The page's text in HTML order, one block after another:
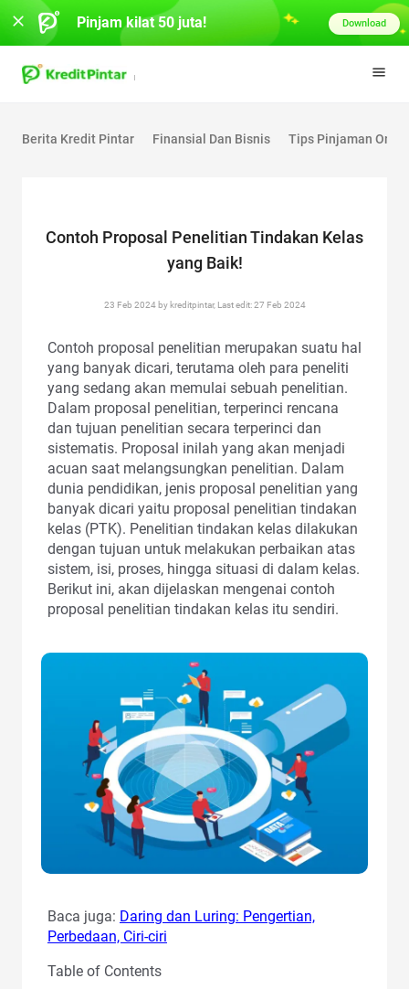
Berita Kredit Pintar Finansial Dan Bisnis Tips Pinjaman
Contoh Proposal Penelitian Tindakan Kelas
yang Baik!
23 Feb 2024 by kreditpintar, Last edit: 27 Feb 2024
Contoh proposal penelitian merupakan suatu hal
yang banyak dicari, terutama oleh para peneliti
yang sedang akan memulai sebuah penelitian.
Dalam proposal penelitian, terperinci rencana
dan tujuan penelitian secara terperinci dan
sistematis. Proposal inilah yang akan menjadi
acuan saat melangsungkan penelitian. Dalam
dunia pendidikan, jenis proposal penelitian yang
banyak dicari yaitu proposal penelitian tindakan
kelas (PTK). Penelitian tindakan kelas dilakukan
dengan tujuan untuk melakukan perbaikan atas
sistem, isi, proses, hingga situasi di dalam kelas.
Berikut ini, akan dijelaskan mengenai contoh
proposal penelitian tindakan kelas itu sendiri.
Baca juga: Daring dan Luring: Pengertian,
Perbedaan, Ciri-ciri
Table of Contents
Pinjam kilat 50 juta! Download